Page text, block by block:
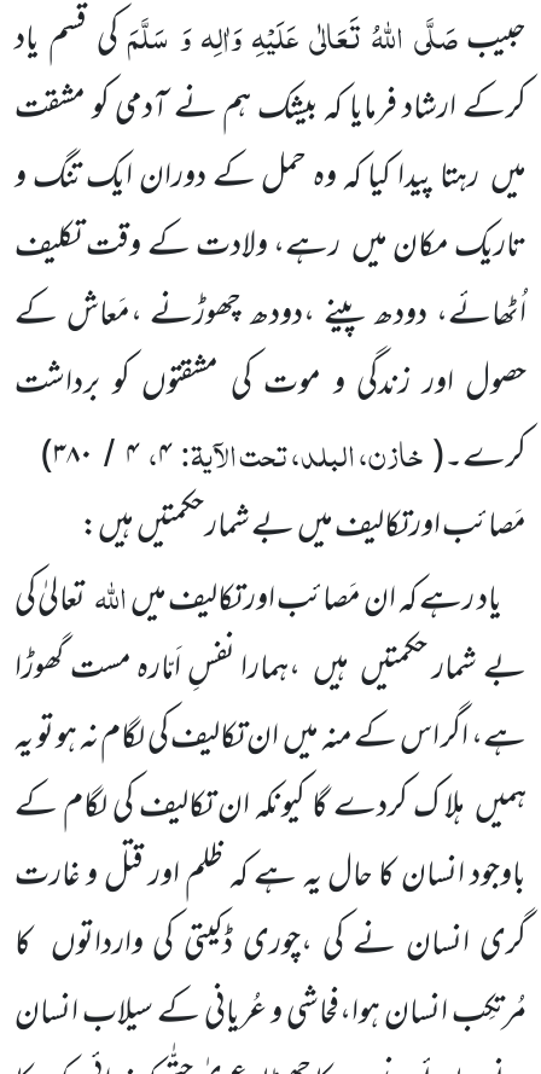
حبیبصَلَّی اللّٰہُ تَعَالٰی عَلَیْہِ وَاٰلِہ وَ سَلَّمَکی قسم یاد
کرکے ارشاد فرمایا کہ بیشک ہم نے آدمی کو مشقت
میں رہتا پیدا کیا کہ وہ حمل کے دوران ایک تنگ و
تاریک مکان میں رہے، ولادت کے وقت تکلیف
اُٹھائے، دودھ پینے ،دودھ چھوڑنے ،مَعاش کے
حصول اور زندگی و موت کی مشقتوں کو برداشت
کرے۔(خازن، البلد، تحت الآیۃ:۴،۴ / ۳۸۰)
مَصائب اور تکالیف میں بے شمار حکمتیں ہیں:
یاد رہے کہ ان مَصائب اور تکالیف میںاللّٰہتعالیٰ کی
بے شمار حکمتیں ہیں ،ہمارا نفسِ اَمّارہ مست گھوڑا
ہے، اگر اس کے منہ میں ان تکالیف کی لگام نہ ہو تو یہ
ہمیں ہلا ک کردے گا کیونکہ ان تکالیف کی لگام کے
باوجود انسان کا حال یہ ہے کہ ظلم اور قتل و غارت
گری انسان نے کی ،چوری ڈکیتی کی وارداتوں کا
مُرتکِب انسان ہوا،فحاشی و عُریانی کے سیلاب انسان